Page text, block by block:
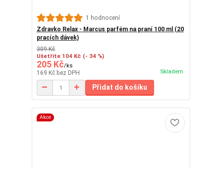
1 hodnocení
Zdravko Relax - Marcus parfém na praní 100 ml (20
pracích dávek)
309 Kč
Ušetříte 104 Kč (- 34 %)
205 Kč/ks
169 Kč bez DPH Skladem
Přidat do košíku
Akce